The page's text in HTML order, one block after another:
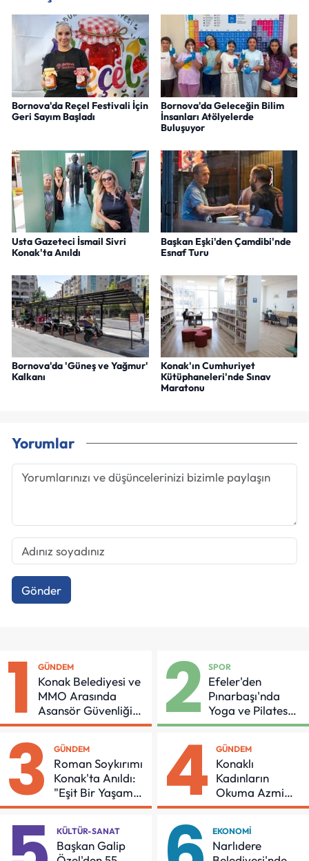
Bornova'da Reçel Festivali İçin
Geri Sayım Başladı
Bornova'da Geleceğin Bilim
İnsanları Atölyelerde
Buluşuyor
Usta Gazeteci İsmail Sivri
Konak'ta Anıldı
Başkan Eşki'den Çamdibi'nde
Esnaf Turu
Bornova'da 'Güneş ve Yağmur'
Kalkanı
Konak'ın Cumhuriyet
Kütüphaneleri'nde Sınav
Maratonu
Yorumlar
Gönder
1 GÜNDEM
Konak Belediyesi ve
MMO Arasında
Asansör Güvenliği
İçin Önemli Protokol
2 SPOR
Efeler'den
Pınarbaşı'nda
Yoga ve Pilates
Buluşması
3 GÜNDEM
Roman Soykırımı
Konak'ta Anıldı:
"Eşit Bir Yaşam
İçin Mücadeleyi
4 GÜNDEM
Konaklı
Kadınların
Okuma Azmi
Örnek Oldu
KÜLTÜR-SANAT
Başkan Galip
EKONOMI
Narlıdere